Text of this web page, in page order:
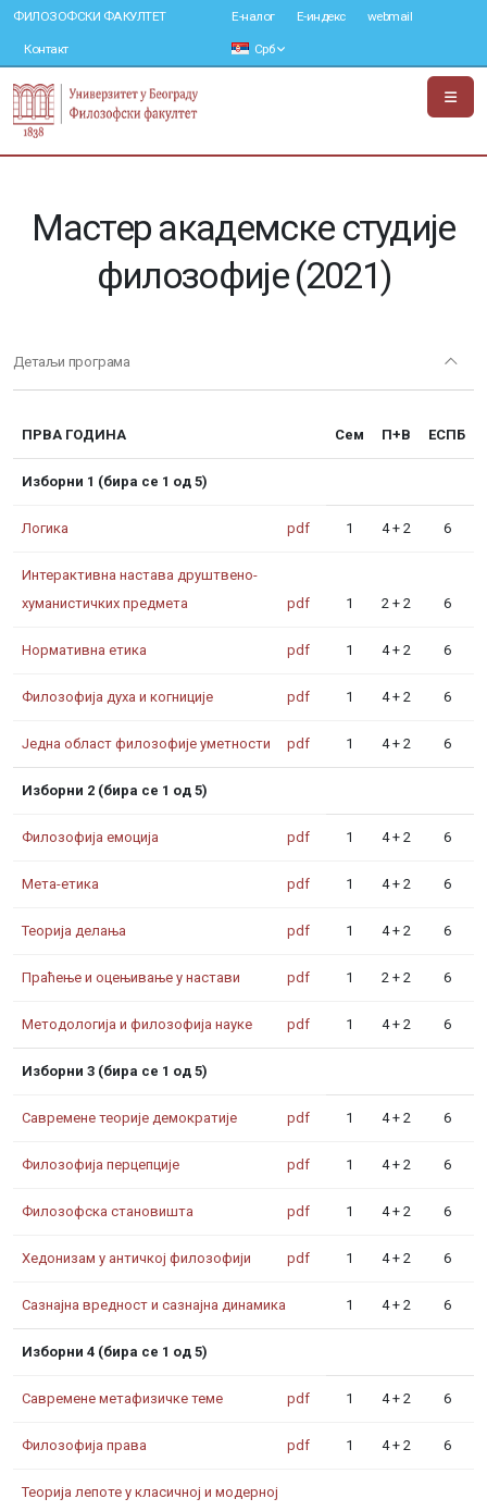
ФИЛОЗОФСКИ ФАКУЛТЕТ
Контакт
Е-налог Е-индекс webmail
Срб
Мастер академске студије
филозофије (2021)
Детаљи програма
ПРВА ГОДИНА Сем П+В ЕСПБ
Изборни 1 (бира се 1 од 5)
Логика pdf 1 4 + 2 6
Интерактивна настава друштвено-
хуманистичких предмета
pdf 1 2 + 2 6
Нормативна етика pdf 1 4 + 2 6
Филозофија духа и когниције pdf 1 4 + 2 6
Једна област филозофије уметности pdf 1 4 + 2 6
Изборни 2 (бира се 1 од 5)
Филозофија емоција pdf 1 4 + 2 6
Мета-етика pdf 1 4 + 2 6
Теорија делања pdf 1 4 + 2 6
Праћење и оцењивање у настави pdf 1 2 + 2 6
Методологија и филозофија науке pdf 1 4 + 2 6
Изборни 3 (бира се 1 од 5)
Савремене теорије демократије pdf 1 4 + 2 6
Филозофија перцепције pdf 1 4 + 2 6
Филозофска становишта pdf 1 4 + 2 6
Хедонизам у античкој филозофији pdf 1 4 + 2 6
Сазнајна вредност и сазнајна динамика 1 4 + 2 6
Изборни 4 (бира се 1 од 5)
Савремене метафизичке теме pdf 1 4 + 2 6
Филозофија права pdf 1 4 + 2 6
Теорија лепоте у класичној и модерној